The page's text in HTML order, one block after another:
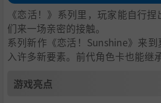
1.游戏亮点
2.人物卡一览
3.恋活sunshine角色卡MOD安装方法
4.下载地址
《恋活！》系列里，玩家能自行
们来一场亲密的接触。
系列新作《恋活！Sunshine》来
入许多新要素。前代角色卡也能继
游戏亮点